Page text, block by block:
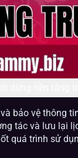
bảo vệ thông
tác và lưu lại
quá trình sử